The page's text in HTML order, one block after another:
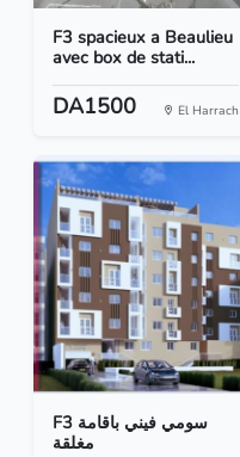
F3 spacieux a Beaulieu
avec box de stati...
DA1500 El Harrach
F3 سومي فيني باقامة
مغلقة